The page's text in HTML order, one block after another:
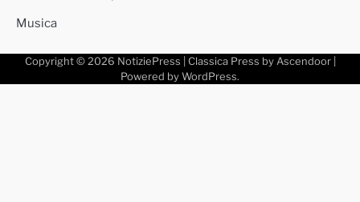
Musica
Copyright © 2026 NotiziePress | Classica Press by Ascendoor|
Powered by WordPress.